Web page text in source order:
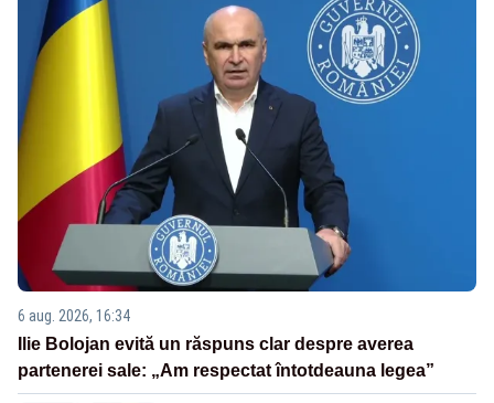
6 aug. 2026, 16:34
Ilie Bolojan evită un răspuns clar despre averea
partenerei sale: „Am respectat întotdeauna legea”